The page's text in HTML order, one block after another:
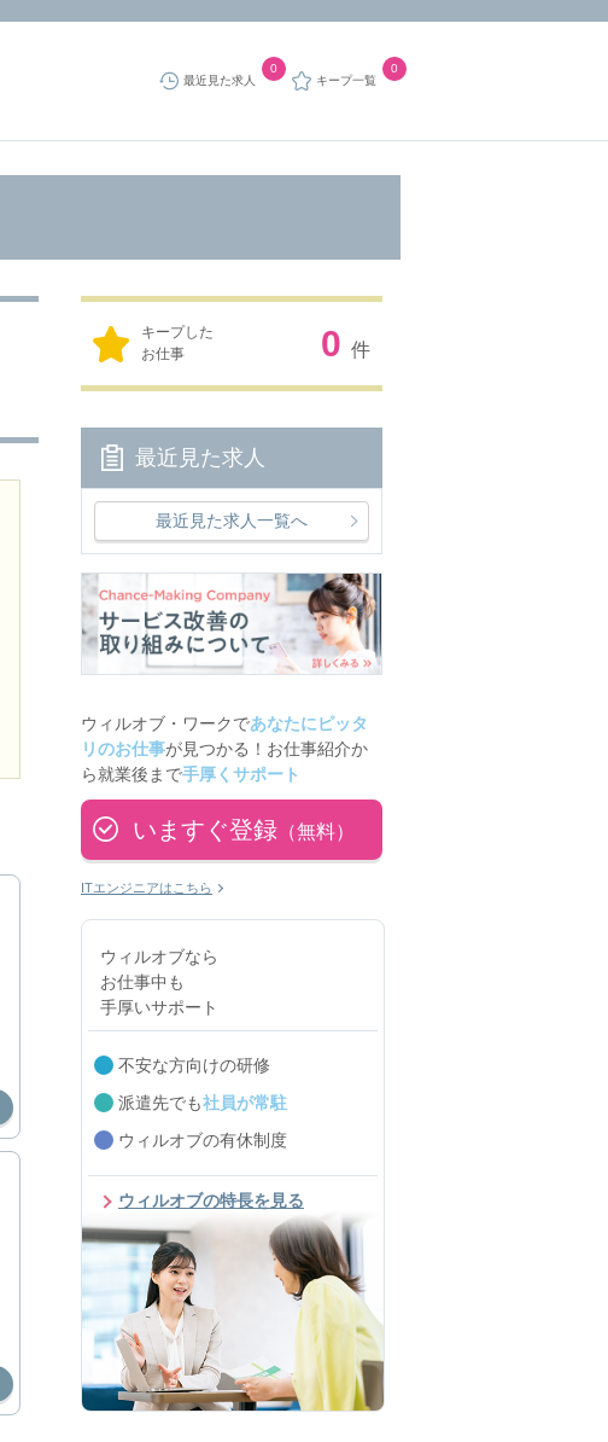
最近見た求人
0
キープ一覧
0
キープした
お仕事
0 件
最近見た求人
最近見た求人一覧へ
ウィルオブ・ワークであなたにピッタ
リのお仕事が見つかる！お仕事紹介か
ら就業後まで手厚くサポート
いますぐ登録 （無料）
ITエンジニアはこちら
ウィルオブなら
お仕事中も
手厚いサポート
不安な方向けの研修
派遣先でも社員が常駐
ウィルオブの有休制度
ウィルオブの特長を見る